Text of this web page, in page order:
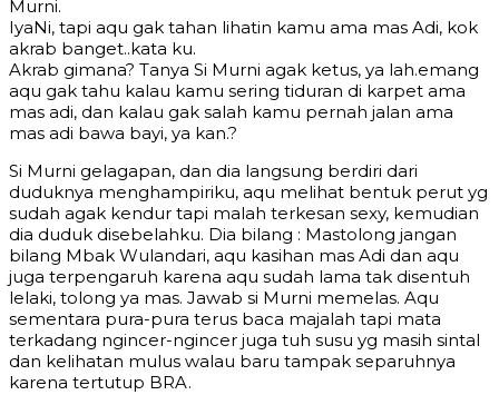
Murni.
IyaNi, tapi aqu gak tahan lihatin kamu ama mas Adi, kok
akrab banget..kata ku.
Akrab gimana? Tanya Si Murni agak ketus, ya lah.emang
aqu gak tahu kalau kamu sering tiduran di karpet ama
mas adi, dan kalau gak salah kamu pernah jalan ama
mas adi bawa bayi, ya kan.?
Si Murni gelagapan, dan dia langsung berdiri dari
duduknya menghampiriku, aqu melihat bentuk perut yg
sudah agak kendur tapi malah terkesan sexy, kemudian
dia duduk disebelahku. Dia bilang : Mastolong jangan
bilang Mbak Wulandari, aqu kasihan mas Adi dan aqu
juga terpengaruh karena aqu sudah lama tak disentuh
lelaki, tolong ya mas. Jawab si Murni memelas. Aqu
sementara pura-pura terus baca majalah tapi mata
terkadang ngincer-ngincer juga tuh susu yg masih sintal
dan kelihatan mulus walau baru tampak separuhnya
karena tertutup BRA.